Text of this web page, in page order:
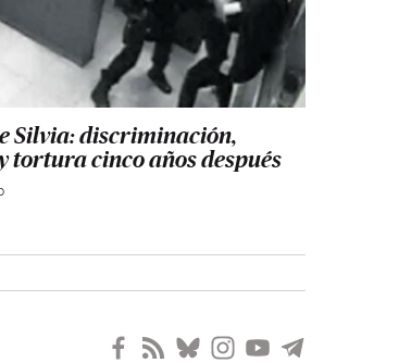
Silvia: discriminación,
tortura cinco años después